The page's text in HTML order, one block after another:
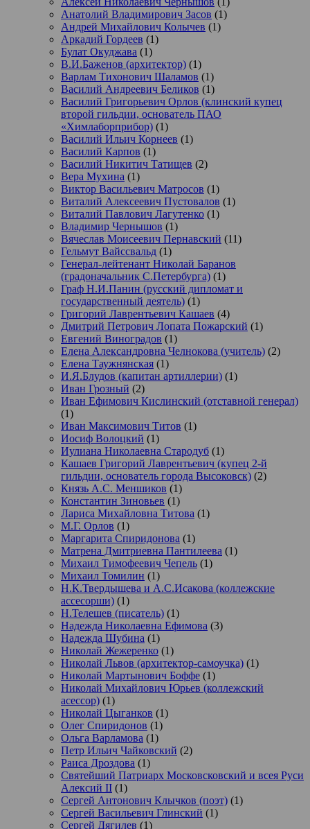
Анатолий Владимирович Засов (1)
Андрей Михайлович Колычев (1)
Аркадий Гордеев (1)
Булат Окуджава (1)
В.И.Баженов (архитектор) (1)
Варлам Тихонович Шаламов (1)
Василий Андреевич Беликов (1)
Василий Григорьевич Орлов (клинский купец
второй гильдии, основатель ПАО
«Химлаборприбор) (1)
Василий Ильич Корнеев (1)
Василий Карпов (1)
Василий Никитич Татищев (2)
Вера Мухина (1)
Виктор Васильевич Матросов (1)
Виталий Алексеевич Пустовалов (1)
Виталий Павлович Лагутенко (1)
Владимир Чернышов (1)
Вячеслав Моисеевич Пернавский (11)
Гельмут Вайссвальд (1)
Генерал-лейтенант Николай Баранов
(градоначальник С.Петербурга) (1)
Граф Н.И.Панин (русский дипломат и
государственный деятель) (1)
Григорий Лаврентьевич Кашаев (4)
Дмитрий Петрович Лопата Пожарский (1)
Евгений Виноградов (1)
Елена Александровна Челнокова (учитель) (2)
Елена Таужнянская (1)
И.Я.Блудов (капитан артиллерии) (1)
Иван Грозный (2)
Иван Ефимович Кислинский (отставной генерал)
(1)
Иван Максимович Титов (1)
Иосиф Волоцкий (1)
Иулиана Николаевна Стародуб (1)
Кашаев Григорий Лаврентьевич (купец 2-й
гильдии, основатель города Высоковск) (2)
Князь А.С. Меншиков (1)
Константин Зиновьев (1)
Лариса Михайловна Титова (1)
М.Г. Орлов (1)
Маргарита Спиридонова (1)
Матрена Дмитриевна Пантилеева (1)
Михаил Тимофеевич Чепель (1)
Михаил Томилин (1)
Н.К.Твердышева и А.С.Исакова (коллежские
ассесорши) (1)
Н.Телешев (писатель) (1)
Надежда Николаевна Ефимова (3)
Надежда Шубина (1)
Николай Жежеренко (1)
Николай Львов (архитектор-самоучка) (1)
Николай Мартынович Боффе (1)
Николай Михайлович Юрьев (коллежский
асессор) (1)
Николай Цыганков (1)
Олег Спиридонов (1)
Ольга Варламова (1)
Петр Ильич Чайковский (2)
Раиса Дроздова (1)
Святейший Патриарх Московсковский и всея Руси
Алексий II (1)
Сергей Антонович Клычков (поэт) (1)
Сергей Васильевич Глинский (1)
Сергей Дягилев (1)